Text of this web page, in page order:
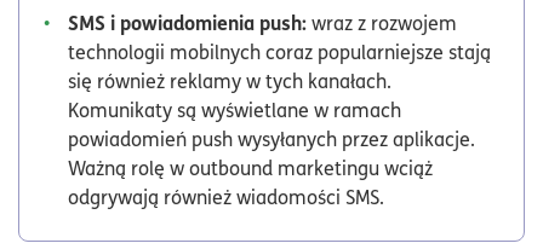
SMS i powiadomienia push:wraz z rozwojem
technologii mobilnych coraz popularniejsze stają
się również reklamy w tych kanałach.
Komunikaty są wyświetlane w ramach
powiadomień push wysyłanych przez aplikacje.
Ważną rolę w outbound marketingu wciąż
odgrywają również wiadomości SMS.